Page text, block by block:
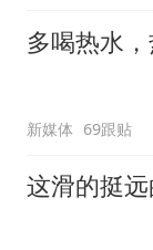
多喝热水，
新媒体 69跟贴
这滑的挺